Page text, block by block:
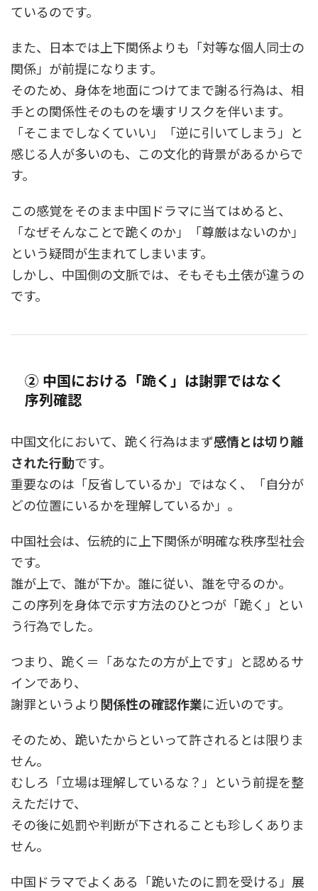
ているのです。
また、日本では上下関係よりも「対等な個人同士の
関係」が前提になります。
そのため、身体を地面につけてまで謝る行為は、相
手との関係性そのものを壊すリスクを伴います。
「そこまでしなくていい」「逆に引いてしまう」と
感じる人が多いのも、この文化的背景があるからで
す。
この感覚をそのまま中国ドラマに当てはめると、
「なぜそんなことで跪くのか」「尊厳はないのか」
という疑問が生まれてしまいます。
しかし、中国側の文脈では、そもそも土俵が違うの
です。
② 中国における「跪く」は謝罪ではなく
序列確認
中国文化において、跪く行為はまず感情とは切り離
された行動です。
重要なのは「反省しているか」ではなく、「自分が
どの位置にいるかを理解しているか」。
中国社会は、伝統的に上下関係が明確な秩序型社会
です。
誰が上で、誰が下か。誰に従い、誰を守るのか。
この序列を身体で示す方法のひとつが「跪く」とい
う行為でした。
つまり、跪く＝「あなたの方が上です」と認めるサ
インであり、
謝罪というより関係性の確認作業に近いのです。
そのため、跪いたからといって許されるとは限りま
せん。
むしろ「立場は理解しているな？」という前提を整
えただけで、
その後に処罰や判断が下されることも珍しくありま
せん。
中国ドラマでよくある「跪いたのに罰を受ける」展